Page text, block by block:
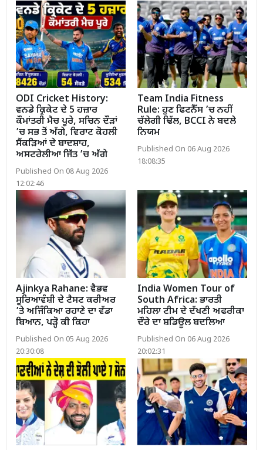
ODI Cricket History:
ਵਨਡੇ ਕ੍ਰਿਕੇਟ ਦੇ 5 ਹਜ਼ਾਰ
ਕੌਮਾਂਤਰੀ ਮੈਚ ਪੂਰੇ, ਸਚਿਨ ਦੌੜਾਂ
’ਚ ਸਭ ਤੋਂ ਅੱਗੇ, ਵਿਰਾਟ ਕੋਹਲੀ
ਸੈਂਕੜਿਆਂ ਦੇ ਬਾਦਸ਼ਾਹ,
ਅਸਟਰੇਲੀਆ ਜਿੱਤ ’ਚ ਅੱਗੇ
Published On 08 Aug 2026
12:02:46
Team India Fitness
Rule: ਹੁਣ ਫਿਟਨੈੱਸ ’ਚ ਨਹੀਂ
ਚੱਲੇਗੀ ਢਿੱਲ, BCCI ਨੇ ਬਦਲੇ
ਨਿਯਮ
Published On 06 Aug 2026
18:08:35
Ajinkya Rahane: ਵੈਭਵ
ਸੂਰਿਆਵੰਸ਼ੀ ਦੇ ਟੈਸਟ ਕਰੀਅਰ
’ਤੇ ਅਜਿੰਕਿਆ ਰਹਾਣੇ ਦਾ ਵੱਡਾ
ਬਿਆਨ, ਪੜ੍ਹੋ ਕੀ ਕਿਹਾ
Published On 05 Aug 2026
20:30:08
India Women Tour of
South Africa: ਭਾਰਤੀ
ਮਹਿਲਾ ਟੀਮ ਦੇ ਦੱਖਣੀ ਅਫਰੀਕਾ
ਦੌਰੇ ਦਾ ਸ਼ਡਿਊਲ ਬਦਲਿਆ
Published On 06 Aug 2026
20:02:31